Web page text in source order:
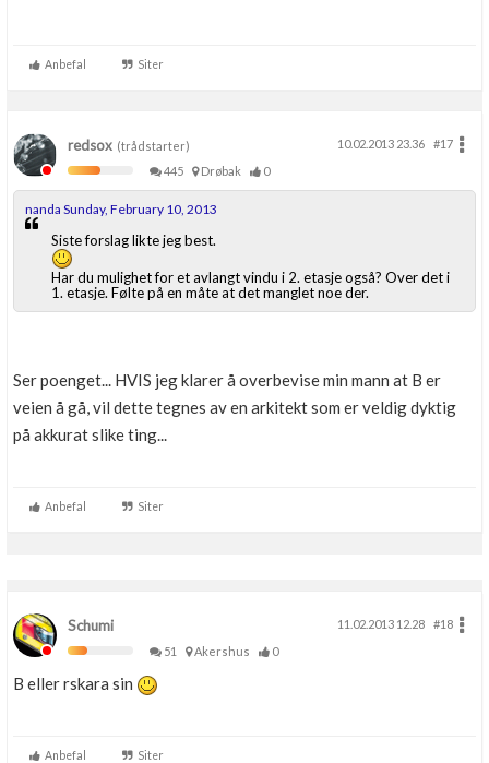
Anbefal Siter
redsox (trådstarter) 10.02.2013 23.36
#17
445
Drøbak 0
nanda Sunday, February 10, 2013
Siste forslag likte jeg best.
Har du mulighet for et avlangt vindu i 2. etasje også? Over det i
1. etasje. Følte på en måte at det manglet noe der.
Ser poenget... HVIS jeg klarer å overbevise min mann at B er
veien å gå, vil dette tegnes av en arkitekt som er veldig dyktig
på akkurat slike ting...
Anbefal Siter
Schumi 11.02.2013 12.28
#18
51
Akershus 0
B eller rskara sin
Anbefal Siter